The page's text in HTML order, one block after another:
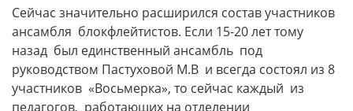
Сейчас значительно расширился состав участников
ансамбля блокфлейтистов. Если 15-20 лет тому
назад был единственный ансамбль под
руководством Пастуховой М.В и всегда состоял из 8
участников «Восьмерка», то сейчас каждый из
педагогов, работающих на отделении